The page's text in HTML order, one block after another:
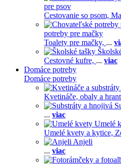
pre psov
Cestovanie so psom,
potreby pre mačky
Toalety pre mačky, ...
Cestovné kufre, ... viac
Domáce potreby
Domáce potreby
Kvetináče, obaly a
... viac
Umelé
Umelé kvety a kytice,
Anjeli
... viac